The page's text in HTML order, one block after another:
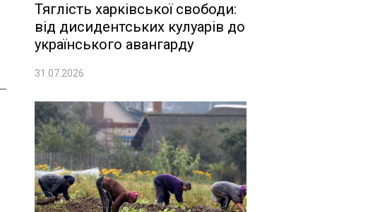
Тяглість харківської свободи:
від дисидентських кулуарів до
українського авангарду
31.07.2026